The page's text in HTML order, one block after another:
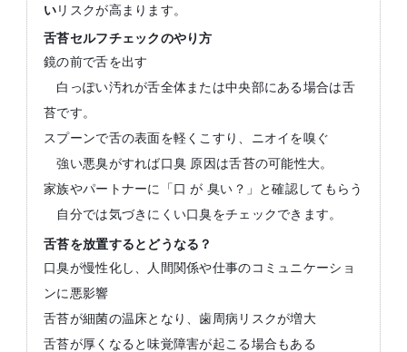
いリスクが高まります。
舌苔セルフチェックのやり方
鏡の前で舌を出す
白っぽい汚れが舌全体または中央部にある場合は舌
苔です。
スプーンで舌の表面を軽くこすり、ニオイを嗅ぐ
強い悪臭がすれば口臭 原因は舌苔の可能性大。
家族やパートナーに「口 が 臭い？」と確認してもらう
自分では気づきにくい口臭をチェックできます。
舌苔を放置するとどうなる？
口臭が慢性化し、人間関係や仕事のコミュニケーショ
ンに悪影響
舌苔が細菌の温床となり、歯周病リスクが増大
舌苔が厚くなると味覚障害が起こる場合もある